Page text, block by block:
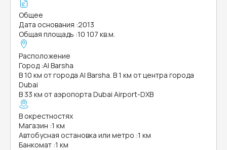
Общее
Дата основания :2013
Общая площадь :10 107 кв.м.
Расположение
Город :Al Barsha
В 10 км от города Al Barsha. В 1 км от центра города
Dubai
В 33 км от аэропорта Dubai Airport-DXB
В окрестностях
Магазин :1 км
Автобусная остановка или метро :1 км
Банкомат :1 км